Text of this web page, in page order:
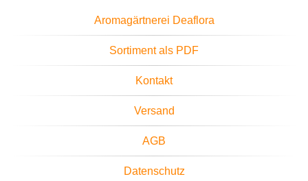
Aromagärtnerei Deaflora
Sortiment als PDF
Kontakt
Versand
AGB
Datenschutz